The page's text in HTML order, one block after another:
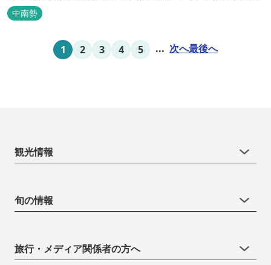
気で、週末は多くのキャンパーでにぎわっている。バンガローや5
タイプのテントサイトがある。展望台からは市街が一望できる。ま
込みOK！あらかじめご...
中南勢
1 2 3 4 5 ... 次へ最後へ
観光情報
旬の情報
旅行・メディア関係者の方へ